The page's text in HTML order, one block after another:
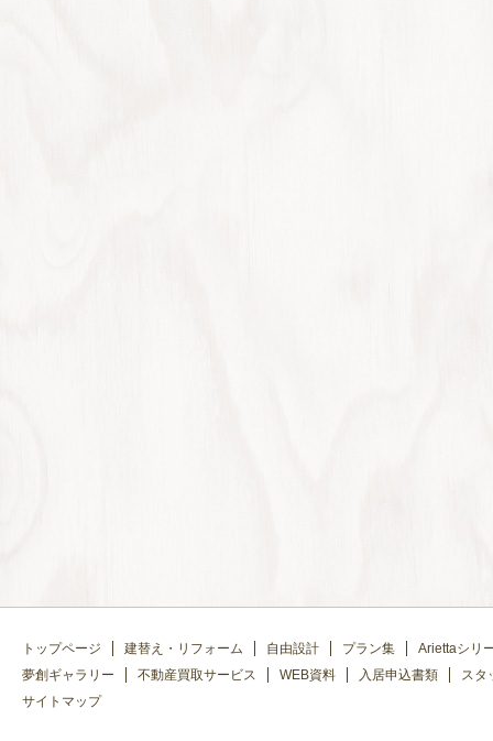
トップページ 建替え・リフォーム 自由設計 プラン集
Ariettaシリ
夢創ギャラリー
不動産買取サービス WEB資料 入居申込書類
スタ
サイトマップ